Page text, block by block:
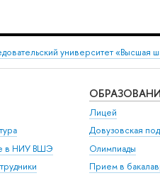
университет «Высшая
в НИУ ВШЭ
Лицей
Довузовская
Олимпиады
Прием в